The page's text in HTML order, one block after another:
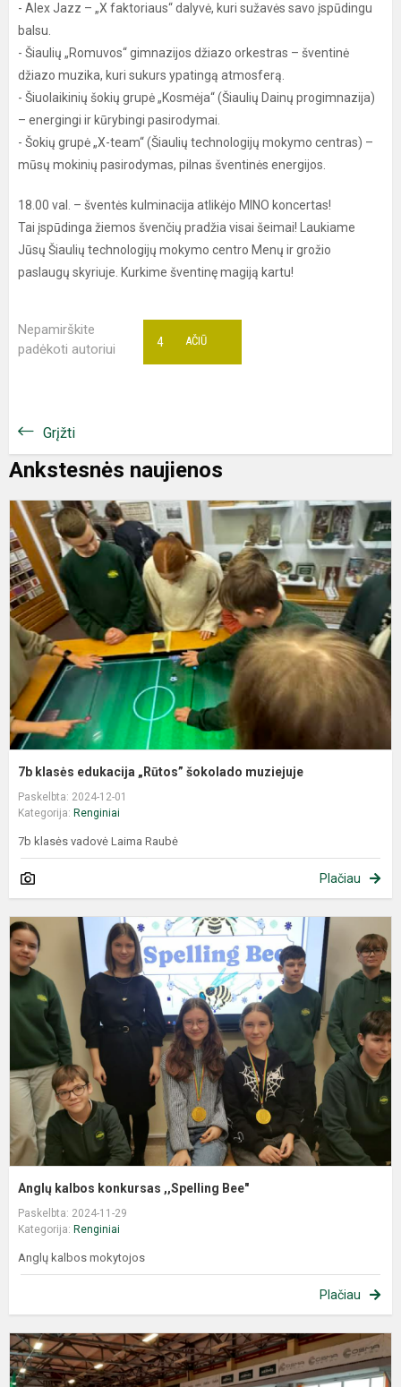
- Alex Jazz – „X faktoriaus“ dalyvė, kuri sužavės savo įspūdingu
balsu.
- Šiaulių „Romuvos“ gimnazijos džiazo orkestras – šventinė
džiazo muzika, kuri sukurs ypatingą atmosferą.
- Šiuolaikinių šokių grupė „Kosmėja“ (Šiaulių Dainų progimnazija)
– energingi ir kūrybingi pasirodymai.
- Šokių grupė „X-team“ (Šiaulių technologijų mokymo centras) –
mūsų mokinių pasirodymas, pilnas šventinės energijos.
18.00 val. – šventės kulminacija atlikėjo MINO koncertas!
Tai įspūdinga žiemos švenčių pradžia visai šeimai! Laukiame
Jūsų Šiaulių technologijų mokymo centro Menų ir grožio
paslaugų skyriuje. Kurkime šventinę magiją kartu!
Nepamirškite
padėkoti autoriui
AČIŪ
4
Grįžti
Ankstesnės naujienos
7b klasės edukacija „Rūtos” šokolado muziejuje
Paskelbta: 2024-12-01
Kategorija: Renginiai
7b klasės vadovė Laima Raubė
Plačiau
Anglų kalbos konkursas ,,Spelling Bee"
Paskelbta: 2024-11-29
Kategorija: Renginiai
Anglų kalbos mokytojos
Plačiau